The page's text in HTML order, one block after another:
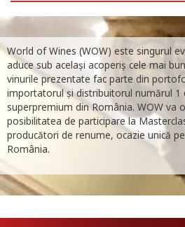
World of Wines (WOW) este singurul
aduce sub același acoperiș cele mai
vinurile prezentate fac parte din
importatorul și distribuitorul numărul 1
superpremium din România. WOW va
posibilitatea de participare la
producători de renume, ocazie unică
România.